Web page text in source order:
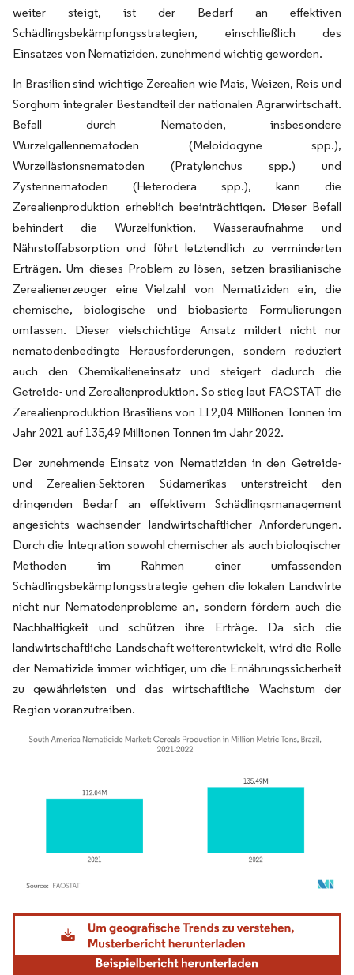
weiter steigt, ist der Bedarf an effektiven
Schädlingsbekämpfungsstrategien, einschließlich des
Einsatzes von Nematiziden, zunehmend wichtig geworden.
In Brasilien sind wichtige Zerealien wie Mais, Weizen, Reis und
Sorghum integraler Bestandteil der nationalen Agrarwirtschaft.
Befall durch Nematoden, insbesondere
Wurzelgallennematoden (Meloidogyne spp.),
Wurzelläsionsnematoden (Pratylenchus spp.) und
Zystennematoden (Heterodera spp.), kann die
Zerealienproduktion erheblich beeinträchtigen. Dieser Befall
behindert die Wurzelfunktion, Wasseraufnahme und
Nährstoffabsorption und führt letztendlich zu verminderten
Erträgen. Um dieses Problem zu lösen, setzen brasilianische
Zerealienerzeuger eine Vielzahl von Nematiziden ein, die
chemische, biologische und biobasierte Formulierungen
umfassen. Dieser vielschichtige Ansatz mildert nicht nur
nematodenbedingte Herausforderungen, sondern reduziert
auch den Chemikalieneinsatz und steigert dadurch die
Getreide- und Zerealienproduktion. So stieg laut FAOSTAT die
Zerealienproduktion Brasiliens von 112,04 Millionen Tonnen im
Jahr 2021 auf 135,49 Millionen Tonnen im Jahr 2022.
Der zunehmende Einsatz von Nematiziden in den Getreide-
und Zerealien-Sektoren Südamerikas unterstreicht den
dringenden Bedarf an effektivem Schädlingsmanagement
angesichts wachsender landwirtschaftlicher Anforderungen.
Durch die Integration sowohl chemischer als auch biologischer
Methoden im Rahmen einer umfassenden
Schädlingsbekämpfungsstrategie gehen die lokalen Landwirte
nicht nur Nematodenprobleme an, sondern fördern auch die
Nachhaltigkeit und schützen ihre Erträge. Da sich die
landwirtschaftliche Landschaft weiterentwickelt, wird die Rolle
der Nematizide immer wichtiger, um die Ernährungssicherheit
zu gewährleisten und das wirtschaftliche Wachstum der
Region voranzutreiben.
Bild © Mordor Intelligence. Wiederverwendung erfordert Namensnennung gemäß